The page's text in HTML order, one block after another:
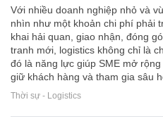
Với nhiều doanh nghiệp nhỏ và
nhìn như một khoản chi phí phải
khai hải quan, giao nhận, đóng
tranh mới, logistics không chỉ là
đó là năng lực giúp SME mở
giữ khách hàng và tham gia sâu
Thời sự - Logistics